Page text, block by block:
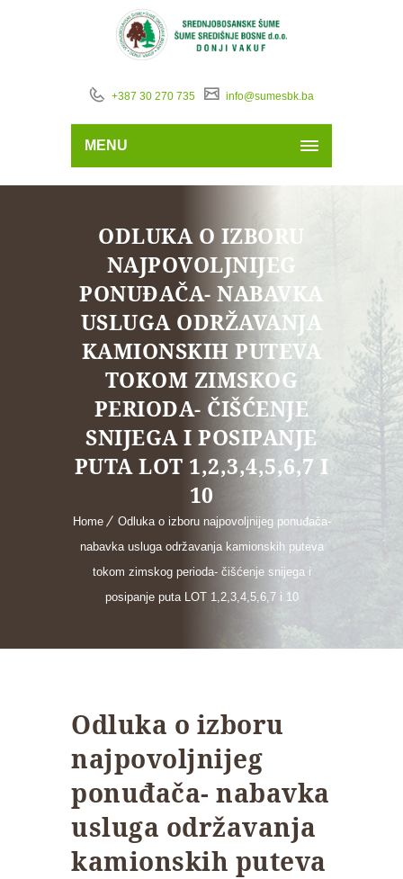
+387 30 270 735 info@sumesbk.ba
MENU
ODLUKA O IZBORU
NAJPOVOLJNIJEG
PONUĐAČA- NABAVKA
USLUGA ODRŽAVANJA
KAMIONSKIH PUTEVA
TOKOM ZIMSKOG
PERIODA- ČIŠĆENJE
SNIJEGA I POSIPANJE
PUTA LOT 1,2,3,4,5,6,7 I
10
Home
Odluka o izboru najpovoljnijeg ponuđača-
nabavka usluga održavanja kamionskih puteva
tokom zimskog perioda- čišćenje snijega i
posipanje puta LOT 1,2,3,4,5,6,7 i 10
Odluka o izboru
najpovoljnijeg
ponuđača- nabavka
usluga održavanja
kamionskih puteva